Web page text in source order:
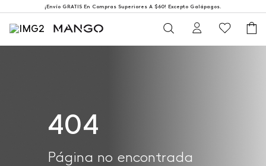
¡Envío GRATIS En Compras Superiores A $60! Excepto Galápagos.
404
Página no encontrada